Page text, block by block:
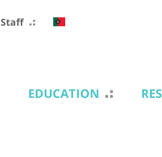
Staff
EDUCATION